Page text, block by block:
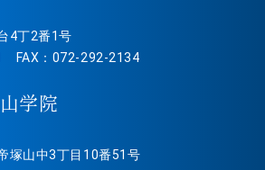
4丁2番1号
FAX：072-292-2134
学院
塚山中3丁目10番51号